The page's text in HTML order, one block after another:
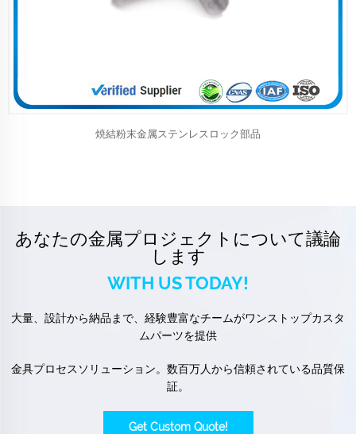
焼結粉末金属ステンレスロック部品
あなたの金属プロジェクトについて議論
します
WITH US TODAY!
大量、設計から納品まで、経験豊富なチームがワンストップカスタ
ムパーツを提供
金具プロセスソリューション。数百万人から信頼されている品質保
証。
Get Custom Quote!